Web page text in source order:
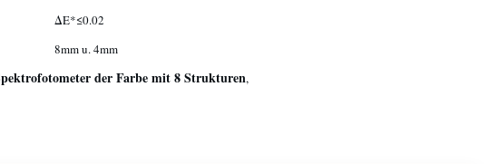
ΔE*≤0.02
8mm u. 4mm
der Farbe mit 8 Strukturen,